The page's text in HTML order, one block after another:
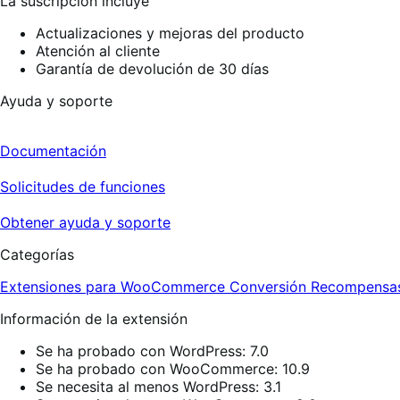
Actualizaciones y mejoras del producto
Atención al cliente
Garantía de devolución de 30 días
Ayuda y soporte
Documentación
Solicitudes de funciones
Obtener ayuda y soporte
Categorías
Extensiones para WooCommerce Conversión
Información de la extensión
Se ha probado con WordPress: 7.0
Se ha probado con WooCommerce: 10.9
Se necesita al menos WordPress: 3.1